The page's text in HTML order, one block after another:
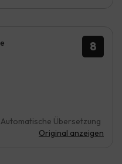
8
Automatische Übersetzung
Original anzeigen